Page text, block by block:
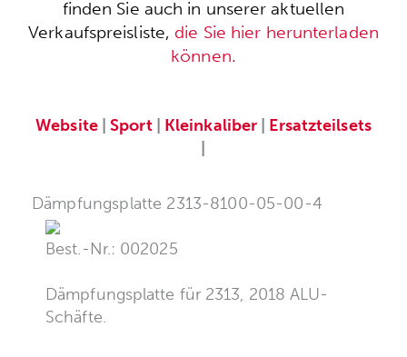
finden Sie auch in unserer aktuellen
Verkaufspreisliste, die Sie hier herunterladen
können.
Website|Sport| Kleinkaliber
Ersatzteilsets
Dämpfungsplatte 2313-8100-05-00-4
Best.-Nr.: 002025
Dämpfungsplatte für 2313, 2018 ALU-
Schäfte.